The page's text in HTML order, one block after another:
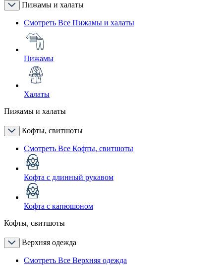
Пижамы и халаты
Смотреть Все Пижамы и халаты
Пижамы
Халаты
Пижамы и халаты
Кофты, свитшоты
Смотреть Все Кофты, свитшоты
Кофта с длинный рукавом
Кофта с капюшоном
Кофты, свитшоты
Верхняя одежда
Смотреть Все Верхняя одежда